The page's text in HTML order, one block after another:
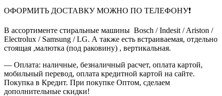
ОФОРМИТЬ ДОСТАВКУ МОЖНО ПО ТЕЛЕФОНУ❗
В ассортименте стиральные машины Bosch / Indesit / Ariston /
Electrolux / Samsung / LG. А также есть встраиваемая, отдельно
стоящая ,малютка (под раковину) , вертикальная.
— Оплата: наличные, безналичный расчет, оплата картой,
мобильный перевод, оплата кредитной картой на сайте.
Покупка в Кредит. При покупке Оптом, сделаем
дополнительные скидки!